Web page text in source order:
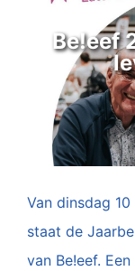
Be!eef
Van dinsdag
staat de
van Be!eef.